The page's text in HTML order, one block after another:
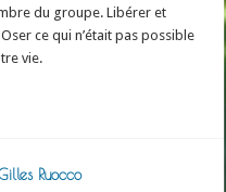
du groupe. Libérer et
ce qui n’était pas possible
vie.
Ruocco